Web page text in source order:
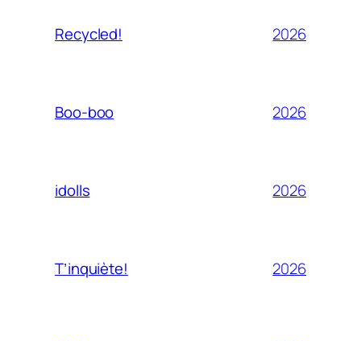
Recycled! 2026
Boo-boo 2026
idolls 2026
T’inquiète! 2026